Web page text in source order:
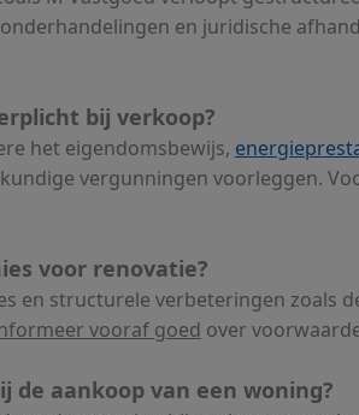
en juridische
bij verkoop?
het eigendomsbewijs,
vergunningen voorleggen.
voor renovatie?
en structurele verbeteringen zoals
vooraf goed over
de aankoop van een woning?